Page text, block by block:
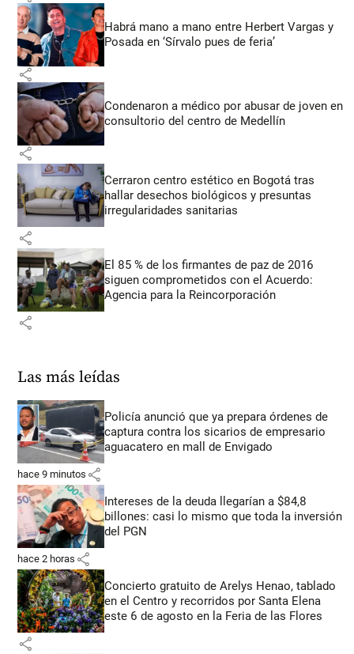
Habrá mano a mano entre Herbert Vargas y
Posada en ‘Sírvalo pues de feria’
share
Condenaron a médico por abusar de joven en
consultorio del centro de Medellín
share
Cerraron centro estético en Bogotá tras
hallar desechos biológicos y presuntas
irregularidades sanitarias
share
El 85 % de los firmantes de paz de 2016
siguen comprometidos con el Acuerdo:
Agencia para la Reincorporación
share
Las más leídas
Policía anunció que ya prepara órdenes de
captura contra los sicarios de empresario
aguacatero en mall de Envigado
hace 9 minutos share
Intereses de la deuda llegarían a $84,8
billones: casi lo mismo que toda la inversión
del PGN
hace 2 horas share
Concierto gratuito de Arelys Henao, tablado
en el Centro y recorridos por Santa Elena
este 6 de agosto en la Feria de las Flores
share